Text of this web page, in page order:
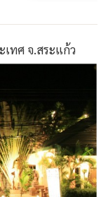
ทศ จ.สระแก้ว